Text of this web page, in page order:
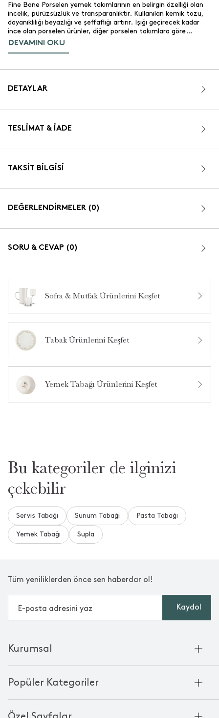
Fine Bone Porselen yemek takımlarının en belirgin özelliği olan
incelik, pürüzsüzlük ve transparanlıktır. Kullanılan kemik tozu,
dayanıklılığı beyazlığı ve şeffaflığı artırır. Işığı geçirecek kadar
ince olan porselen ürünler, diğer porselen takımlara göre
darbelere ve ısı değişimlerine göre çok daha dayanıklı olması
ile barındıran ürünler, açık krem rengini orijinal ham
maddelerinden alır.
DEVAMINI OKU
DETAYLAR
TESLIMAT & İADE
TAKSIT BILGISI
DEĞERLENDİRMELER (0)
SORU & CEVAP (0)
Bu ürün hakkında daha önce hiç soru sorulmamış.
Ürün Hakkında Soru Sor
Sofra & Mutfak Ürünlerini Keşfet
Tabak Ürünlerini Keşfet
Yemek Tabağı Ürünlerini Keşfet
Bu kategoriler de ilginizi
çekebilir
Servis Tabağı Sunum Tabağı Pasta Tabağı
Yemek Tabağı Supla
Tüm yeniliklerden önce sen haberdar ol!
Kaydol
Popüler Kategoriler
Bornoz
Kurumsal
Kurumsal Satış
Chakra Manifesto